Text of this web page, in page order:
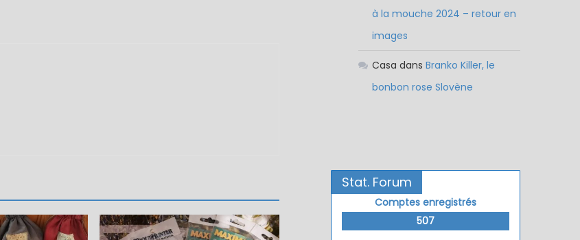
à la mouche 2024 – retour en
images
Casa dansBranko Killer, le
bonbon rose Slovène
Stat. Forum
Comptes enregistrés
507